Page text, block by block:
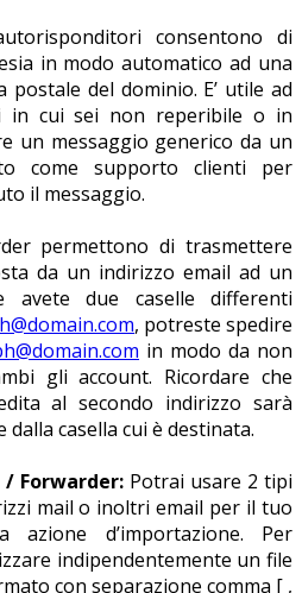
consentono di
in modo automatico ad una
postale del dominio. E’ utile ad
in cui sei non reperibile o in
un messaggio generico da un
come supporto clienti per
il messaggio.
permettono di trasmettere
da un indirizzo email ad un
avete due caselle differenti
, potreste spedire
in modo da non
gli account. Ricordare che
al secondo indirizzo sarà
casella cui è destinata.
Forwarder: Potrai usare 2 tipi
mail o inoltri email per il tuo
d’importazione. Per
indipendentemente un file
con separazione comma [ ,